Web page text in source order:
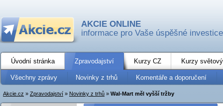
AKCIE ONLINE
informace pro Vaše úspěšné investice
Úvodní stránka Zpravodajství Kurzy CZ Kurzy
Všechny zprávy Novinky z trhů Komentáře a doporučení
Akcie.cz » Zpravodajství » Novinky z trhů » Wal-Mart měl vyšší tržby